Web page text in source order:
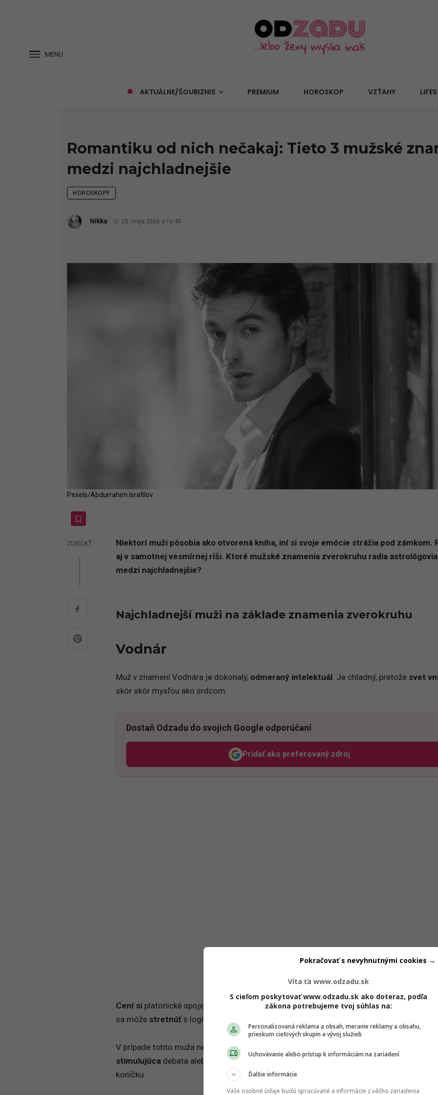
MENU
AKTUÁLNE/ŠOUBIZNIS PREMIUM HOROSKOP VZŤAHY
Romantiku od nich nečakaj: Tieto 3 mužské
medzi najchladnejšie
HOROSKOPY
Nikka 25. mája 2026 o 16:45
Pexels/Abdurrahim Israfilov
ZDIEĽAŤ
Niektorí muži pôsobia ako otvorená kniha, iní si svoje emócie strážia pod zámkom.
aj v samotnej vesmírnej ríši. Ktoré mužské znamenia zverokruhu radia astrológovia
medzi najchladnejšie?
Najchladnejší muži na základe znamenia zverokruhu
Vodnár
Muž v znamení Vodnára je dokonalý, odmeraný intelektuál . Je chladný, pretože svet
skôr skôr mysľou ako srdcom.
Dostaň Odzadu do svojich Google odporúčaní
Pridať ako preferovaný zdroj
Odzadu, odkaz sa otvorí v novom okne
Cení si platonické spojenie a univerzálne príčiny, čo znamená, že tvoj hlboký
sa môže stretnúťs logikou alebo analytickým rozborom problému.
V prípade tohto muža neočakávaj tradičné priznania pri sviečkach. Romantika je preňho
stimulujúca debata alebo trávenie kvalitného času spoločne pri spoločnom, svojráznom
koníčku.
Víta ťa www.odzadu.sk
S cieľom poskytovať www.odzadu.sk ako doteraz, podľa
zákona potrebujeme tvoj súhlas na:
Personalizovaná reklama a obsah, meranie reklamy a obsahu,
prieskum cieľových skupín a vývoj služieb
Uchovávanie alebo prístup k informáciám na zariadení
Ďalšie informácie
Vaše osobné údaje budú spracúvané a informácie z vášho zariadenia
Pokračovať s nevyhnutnými cookies →